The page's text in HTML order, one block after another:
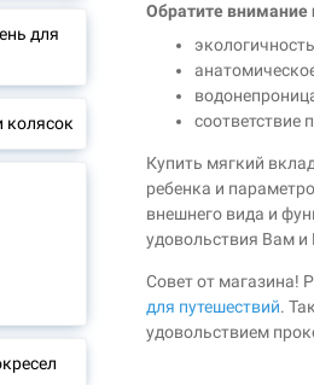
для
колясок
Обратите внимание
соответствие
Купить мягкий
ребенка и
внешнего вида и
удовольствия Вам и
Совет от магазина!
для путешествий.
удовольствием